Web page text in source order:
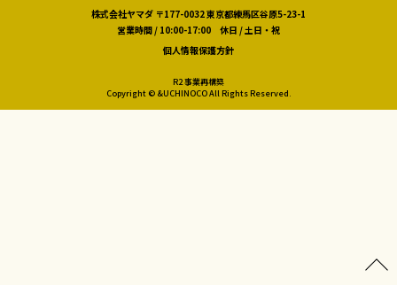
株式会社ヤマダ 〒177-0032 東京都練馬区谷原5-23-1
営業時間 / 10:00-17:00 休日 / 土日・祝
個人情報保護方針
R2 事業再構築
Copyright © &UCHINOCO All Rights Reserved.